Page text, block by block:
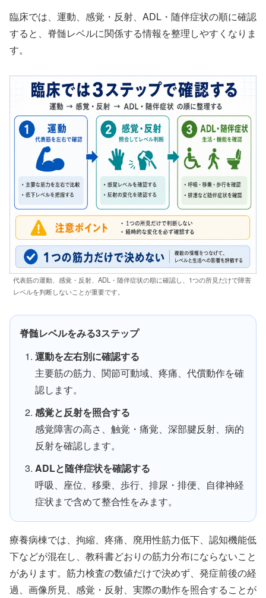
臨床では、運動、感覚・反射、ADL・随伴症状の順に確認
すると、脊髄レベルに関係する情報を整理しやすくなりま
す。
代表筋の運動、感覚・反射、ADL・随伴症状の順に確認し、1つの所見だけで障害
レベルを判断しないことが重要です。
脊髄レベルをみる3ステップ
運動を左右別に確認する
主要筋の筋力、関節可動域、疼痛、代償動作を確
認します。
感覚と反射を照合する
感覚障害の高さ、触覚・痛覚、深部腱反射、病的
反射を確認します。
ADLと随伴症状を確認する
呼吸、座位、移乗、歩行、排尿・排便、自律神経
症状まで含めて整合性をみます。
療養病棟では、拘縮、疼痛、廃用性筋力低下、認知機能低
下などが混在し、教科書どおりの筋力分布にならないこと
があります。筋力検査の数値だけで決めず、発症前後の経
過、画像所見、感覚・反射、実際の動作を照合することが